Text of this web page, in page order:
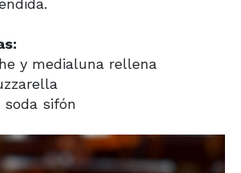
y medialuna rellena
sifón